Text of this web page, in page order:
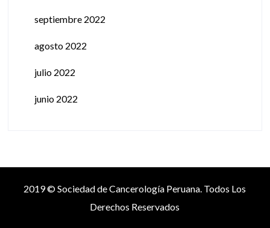
septiembre 2022
agosto 2022
julio 2022
junio 2022
2019 © Sociedad de Cancerología Peruana. Todos Los
Derechos Reservados